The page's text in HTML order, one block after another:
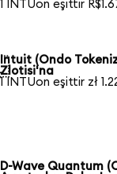
1 INTUon eşittir
Intuit (Ondo
Zlotisi'na
1 INTUon eşittir zł
D-Wave Quantum